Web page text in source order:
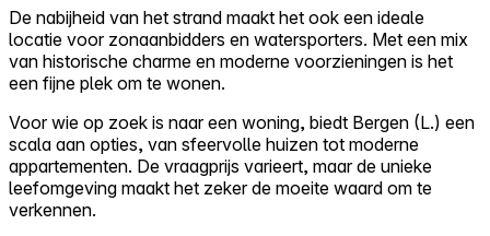
Log in
Probeer Walter gratis
De nabijheid van het strand maakt het ook een ideale
locatie voor zonaanbidders en watersporters. Met een mix
van historische charme en moderne voorzieningen is het
een fijne plek om te wonen.
Voor wie op zoek is naar een woning, biedt Bergen (L.) een
scala aan opties, van sfeervolle huizen tot moderne
appartementen. De vraagprijs varieert, maar de unieke
leefomgeving maakt het zeker de moeite waard om te
verkennen.